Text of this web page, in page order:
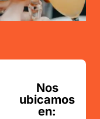
Nos
ubicamos
en: